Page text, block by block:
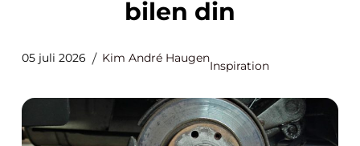
bilen din
05 juli 2026 Kim André Haugen
Inspiration